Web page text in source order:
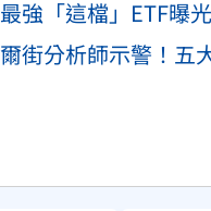
強「這檔」ETF曝
街分析師示警！